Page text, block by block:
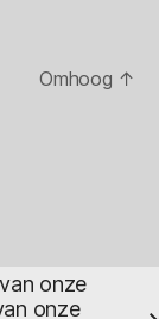
Omhoog ↑
onze
onze